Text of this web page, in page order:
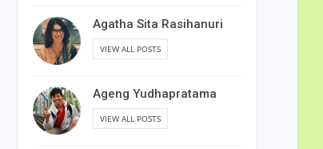
Agatha Sita Rasihanuri
VIEW ALL POSTS
Ageng Yudhapratama
VIEW ALL POSTS